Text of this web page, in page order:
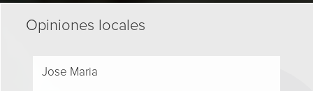
Opiniones locales
Jose Maria